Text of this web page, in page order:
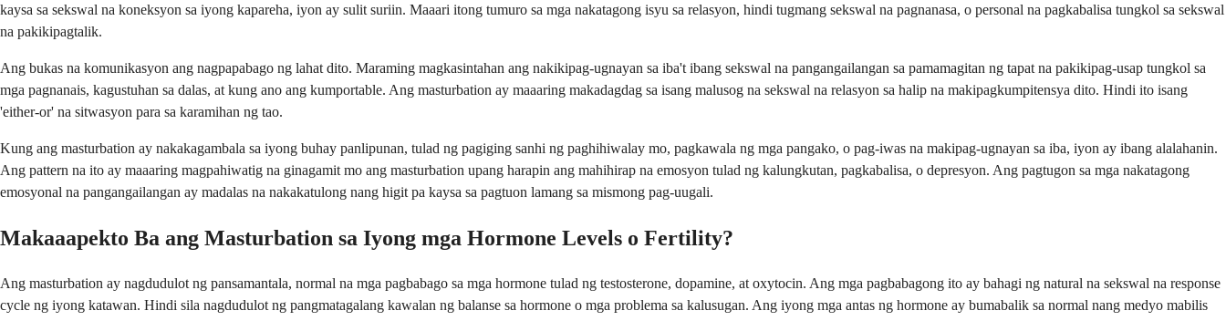
kaysa sa sekswal na koneksyon sa iyong kapareha, iyon ay sulit suriin. Maaari itong tumuro sa mga nakatagong isyu sa relasyon, hindi tugmang sekswal na pagnanasa, o personal na pagkabalisa tungkol sa sekswal
na pakikipagtalik.
Ang bukas na komunikasyon ang nagpapabago ng lahat dito. Maraming magkasintahan ang nakikipag-ugnayan sa iba't ibang sekswal na pangangailangan sa pamamagitan ng tapat na pakikipag-usap tungkol sa
mga pagnanais, kagustuhan sa dalas, at kung ano ang kumportable. Ang masturbation ay maaaring makadagdag sa isang malusog na sekswal na relasyon sa halip na makipagkumpitensya dito. Hindi ito isang
'either-or' na sitwasyon para sa karamihan ng tao.
Kung ang masturbation ay nakakagambala sa iyong buhay panlipunan, tulad ng pagiging sanhi ng paghihiwalay mo, pagkawala ng mga pangako, o pag-iwas na makipag-ugnayan sa iba, iyon ay ibang alalahanin.
Ang pattern na ito ay maaaring magpahiwatig na ginagamit mo ang masturbation upang harapin ang mahihirap na emosyon tulad ng kalungkutan, pagkabalisa, o depresyon. Ang pagtugon sa mga nakatagong
emosyonal na pangangailangan ay madalas na nakakatulong nang higit pa kaysa sa pagtuon lamang sa mismong pag-uugali.
Makaaapekto Ba ang Masturbation sa Iyong mga Hormone Levels o Fertility?
Ang masturbation ay nagdudulot ng pansamantala, normal na mga pagbabago sa mga hormone tulad ng testosterone, dopamine, at oxytocin. Ang mga pagbabagong ito ay bahagi ng natural na sekswal na response
cycle ng iyong katawan. Hindi sila nagdudulot ng pangmatagalang kawalan ng balanse sa hormone o mga problema sa kalusugan. Ang iyong mga antas ng hormone ay bumabalik sa normal nang medyo mabilis